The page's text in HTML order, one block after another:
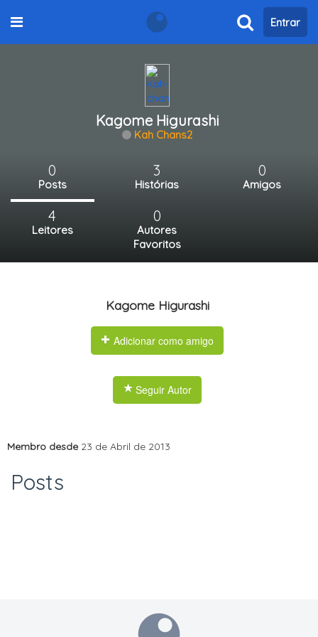
Entrar
Kagome Higurashi
Kah Chans2
0
Posts
3
Histórias
0
Amigos
4
Leitores
0
Autores
Favoritos
Posts
Kagome Higurashi
Adicionar como amigo
Seguir Autor
Membro desde 23 de Abril de 2013